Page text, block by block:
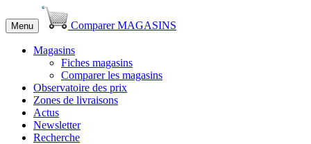
Menu Comparer MAGASINS
Magasins
Fiches magasins
Comparer les magasins
Observatoire des prix
Zones de livraisons
Actus
Newsletter
Recherche